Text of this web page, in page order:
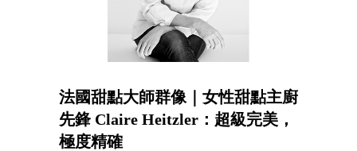
法國甜點大師群像｜女性甜點主廚
先鋒 Claire Heitzler：超級完美，
極度精確